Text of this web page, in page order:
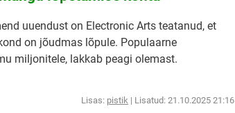
uuendust on Electronic Arts teatanud, et
on jõudmas lõpule. Populaarne
miljonitele, lakkab peagi olemast.
Lisas: pistik | Lisatud: 21.10.2025 21:16